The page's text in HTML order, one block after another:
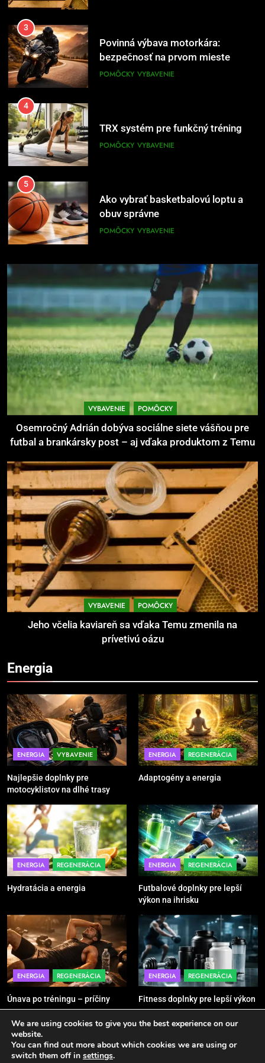
3
Povinná výbava motorkára:
bezpečnosť na prvom mieste
POMÔCKY VYBAVENIE
4
TRX systém pre funkčný tréning
POMÔCKY VYBAVENIE
5
Ako vybrať basketbalovú loptu a
obuv správne
POMÔCKY VYBAVENIE
6
Ako kombinovať rôzne tréningové
pomôcky
POMÔCKY VYBAVENIE
7
Pomôcky na cvičenie brucha
POMÔCKY VYBAVENIE
Najlepšie doplnky pre
motocyklistov na dlhé trasy
ENERGIA VYBAVENIE
1
Osemročný Adrián dobýva
sociálne siete vášňou pre futbal a
brankársky post – aj vďaka
produktom z Temu
POMÔCKY VYBAVENIE
2
Jeho včelia kaviareň sa vďaka
Temu zmenila na prívetivú oázu
POMÔCKY VYBAVENIE
bezpečnosť na prvom mieste
POMÔCKY VYBAVENIE
4
TRX systém pre funkčný tréning
VYBAVENIE
5
Ako vybrať basketbalovú loptu a
obuv správne
POMÔCKY VYBAVENIE
6
Ako kombinovať rôzne tréningové
pomôcky
POMÔCKY VYBAVENIE
7
Pomôcky na cvičenie brucha
POMÔCKY VYBAVENIE
8
Najlepšie doplnky pre
VYBAVENIE POMÔCKY
Osemročný Adrián dobýva sociálne siete vášňou pre
futbal a brankársky post – aj vďaka produktom z Temu
VYBAVENIE POMÔCKY
Jeho včelia kaviareň sa vďaka Temu zmenila na
prívetivú oázu
Energia
ENERGIA VYBAVENIE
Najlepšie doplnky pre
motocyklistov na dlhé trasy
ENERGIA REGENERÁCIA
Adaptogény a energia
ENERGIA REGENERÁCIA
Hydratácia a energia
ENERGIA REGENERÁCIA
Futbalové doplnky pre lepší
výkon na ihrisku
ENERGIA REGENERÁCIA
Únava po tréningu – príčiny
ENERGIA REGENERÁCIA
Fitness doplnky pre lepší výkon
Sport - Active 2026. Powered By BlazeThemes
We are using cookies to give you the best experience on our
website.
You can find out more about which cookies we are using or
switch them off in settings.